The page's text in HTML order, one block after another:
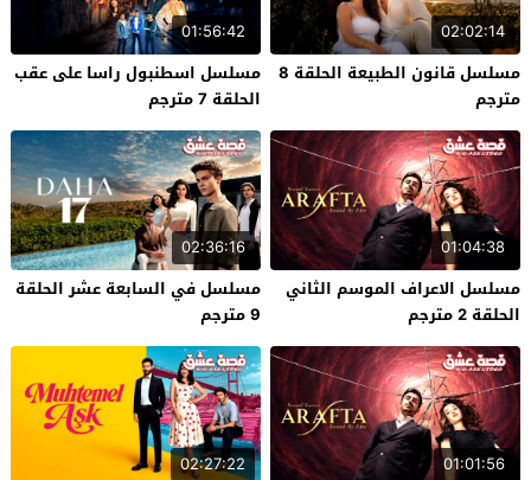
02:02:14
مسلسل قانون الطبيعة الحلقة 8
مترجم
01:56:42
مسلسل اسطنبول راسا على عقب
الحلقة 7 مترجم
01:04:38
مسلسل الاعراف الموسم الثاني
الحلقة 2 مترجم
02:36:16
مسلسل في السابعة عشر الحلقة
9 مترجم
01:01:56
02:27:22